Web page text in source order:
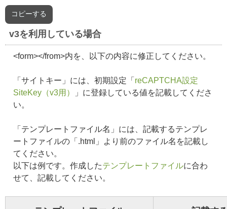
コピーする
v3を利用している場合
<form></from>内を、以下の内容に修正してください。
「サイトキー」には、初期設定「 reCAPTCHA設定
SiteKey（v3用）
」に登録している値を記載してくださ
い。
「テンプレートファイル名」には、記載するテンプレ
ートファイルの「.html」より前のファイル名を記載し
てください。
以下は例です。作成したテンプレートファイルに合わ
せて、記載してください。